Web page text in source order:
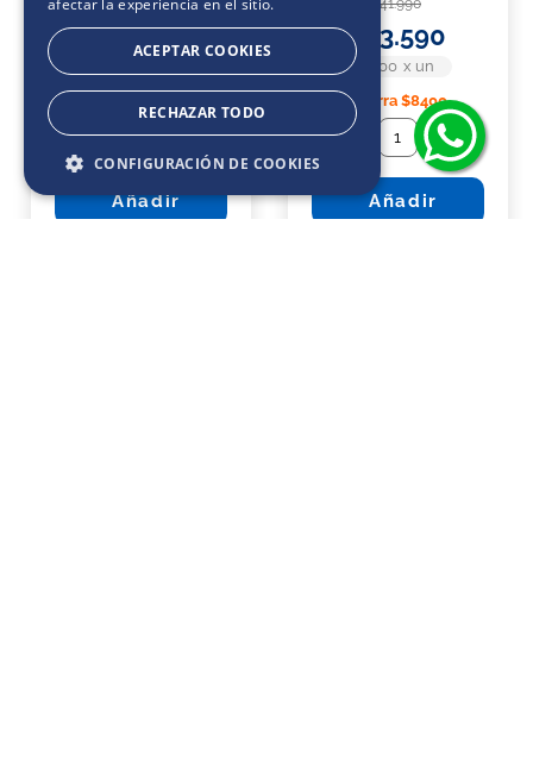
$33.590
＋
－
Añadir
$ 33.590
$300 x un
Ahorra $8400
＋
－
Añadir
afectar la experiencia en el sitio.
ACEPTAR COOKIES
RECHAZAR TODO
CONFIGURACIÓN DE COOKIES